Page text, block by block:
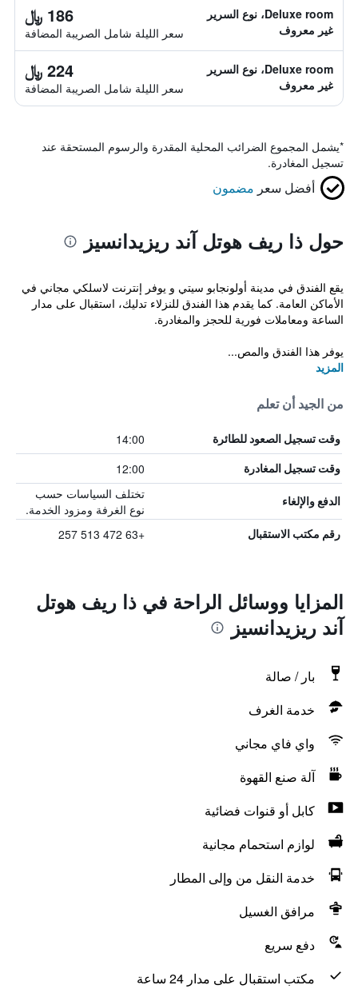
Deluxe room، نوع السرير
غير معروف
186 ﷼
سعر الليلة شامل الصريبة المضافة
Deluxe room، نوع السرير
غير معروف
224 ﷼
سعر الليلة شامل الصريبة المضافة
*يشمل المجموع الضرائب المحلية المقدرة والرسوم المستحقة عند
تسجيل المغادرة.
أفضل سعر مضمون
حول ذا ريف هوتل آند ريزيدانسيز
يقع الفندق في مدينة أولونجابو سيتي و يوفر إنترنت لاسلكي مجاني في
الأماكن العامة. كما يقدم هذا الفندق للنزلاء تدليك، استقبال على مدار
الساعة ومعاملات فورية للحجز والمغادرة.
يوفر هذا الفندق والمص...
المزيد
من الجيد أن تعلم
وقت تسجيل الصعود للطائرة 14:00
وقت تسجيل المغادرة 12:00
الدفع والإلغاء
تختلف السياسات حسب
نوع الغرفة ومزود الخدمة.
رقم مكتب الاستقبال +63 472 513 257
المزايا ووسائل الراحة في ذا ريف هوتل
آند ريزيدانسيز
بار / صالة
خدمة الغرف
واي فاي مجاني
آلة صنع القهوة
كابل أو قنوات فضائية
لوازم استحمام مجانية
خدمة النقل من وإلى المطار
مرافق الغسيل
دفع سريع
مكتب استقبال على مدار 24 ساعة